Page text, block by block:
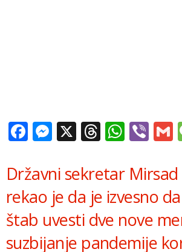
Facebook
Messenger
X Threads
Državni sekretar
rekao je da je izvesno
štab uvesti dve nove
suzbijanje pandemije